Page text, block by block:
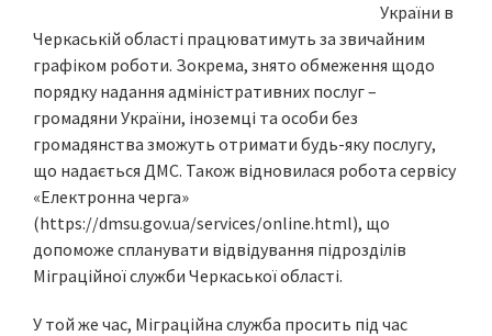
України в
Черкаській області працюватимуть за звичайним
графіком роботи. Зокрема, знято обмеження щодо
порядку надання адміністративних послуг –
громадяни України, іноземці та особи без
громадянства зможуть отримати будь-яку послугу,
що надається ДМС. Також відновилася робота сервісу
«Електронна черга»
(https://dmsu.gov.ua/services/online.html), що
допоможе спланувати відвідування підрозділів
Міграційної служби Черкаської області.
У той же час, Міграційна служба просить під час